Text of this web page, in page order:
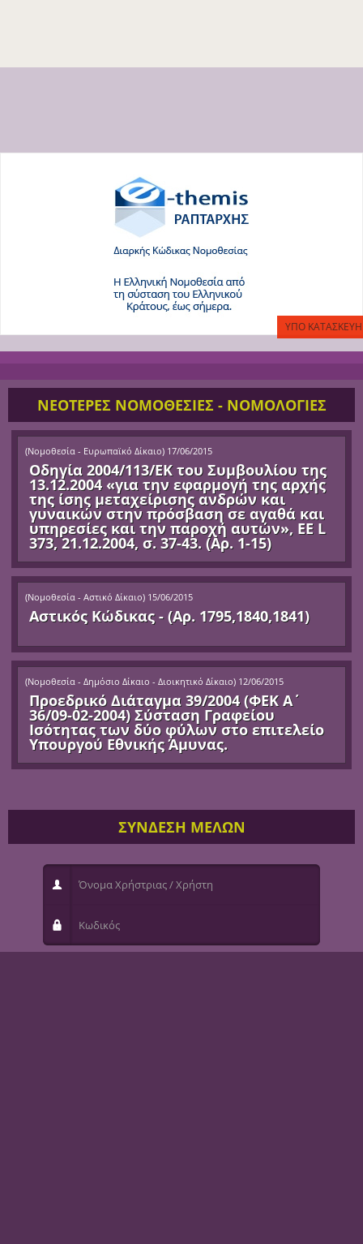
ΝΕΟΤΕΡΕΣ ΝΟΜΟΘΕΣΙΕΣ - ΝΟΜΟΛΟΓΙΕΣ
(Νομοθεσία - Ευρωπαϊκό Δίκαιο) 17/06/2015
Οδηγία 2004/113/ΕΚ του Συμβουλίου της
13.12.2004 «για την εφαρμογή της αρχής
της ίσης μεταχείρισης ανδρών και
γυναικών στην πρόσβαση σε αγαθά και
υπηρεσίες και την παροχή αυτών», ΕΕ L
373, 21.12.2004, σ. 37-43. (Αρ. 1-15)
(Νομοθεσία - Αστικό Δίκαιο) 15/06/2015
Αστικός Κώδικας - (Αρ. 1795,1840,1841)
(Νομοθεσία - Δημόσιο Δίκαιο - Διοικητικό Δίκαιο) 12/06/2015
Προεδρικό Διάταγμα 39/2004 (ΦΕΚ Α΄
36/09-02-2004) Σύσταση Γραφείου
Ισότητας των δύο φύλων στο επιτελείο
Υπουργού Εθνικής Άμυνας.
ΣΥΝΔΕΣΗ ΜΕΛΩΝ
Όνομα Χρήστριας / Χρήστη
Κωδικός